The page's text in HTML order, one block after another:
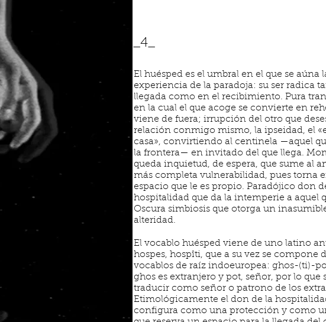
_4_
El huésped es el umbral en el que se aúna
experiencia de la paradoja: su ser radica
llegada como en el recibimiento. Pura
en la cual el que acoge se convierte en
viene de fuera; irrupción del otro que
relación conmigo mismo, la ipseidad, el
casa», convirtiendo al centinela —aquel
la frontera— en invitado del que llega.
queda inquietud, de espera, que sume al
más completa vulnerabilidad, pues torna
espacio que le es propio. Paradójico don
hospitalidad que da la intemperie a aquel
Oscura simbiosis que otorga un
alteridad.
El vocablo huésped viene de uno latino
hospes, hospîti, que a su vez se compone
vocablos de raíz indoeuropea: ghos-(ti)-
ghos es extranjero y pot, señor, por lo que
traducir como señor o patrono de los
Etimológicamente el don de la
configura como una protección y como